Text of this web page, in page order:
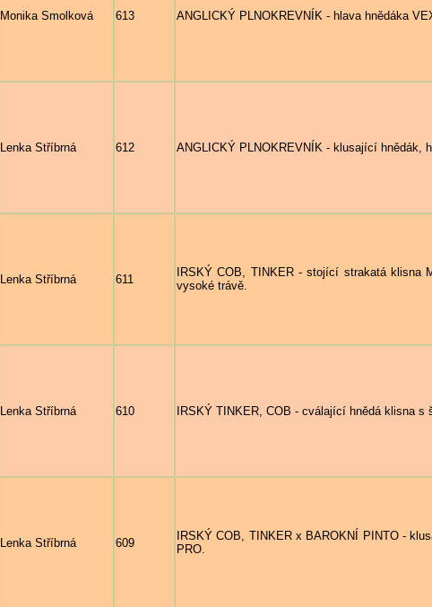
Monika Smolková 613 ANGLICKÝ PLNOKREVNÍK - hlava hnědáka
Lenka Stříbrná 612 ANGLICKÝ PLNOKREVNÍK - klusající hnědák,
Lenka Stříbrná 611
IRSKÝ COB, TINKER - stojící strakatá klisna
vysoké trávě.
Lenka Stříbrná 610 IRSKÝ TINKER, COB - cválající hnědá klisna s
Lenka Stříbrná 609
IRSKÝ COB, TINKER x BAROKNÍ PINTO -
PRO.